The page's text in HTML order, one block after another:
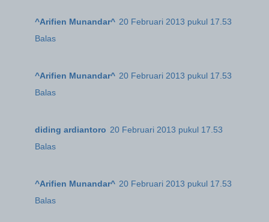
^Arifien Munandar^ 20 Februari 2013 pukul 17.53
Balas
^Arifien Munandar^ 20 Februari 2013 pukul 17.53
Balas
diding ardiantoro 20 Februari 2013 pukul 17.53
Balas
^Arifien Munandar^ 20 Februari 2013 pukul 17.53
Balas